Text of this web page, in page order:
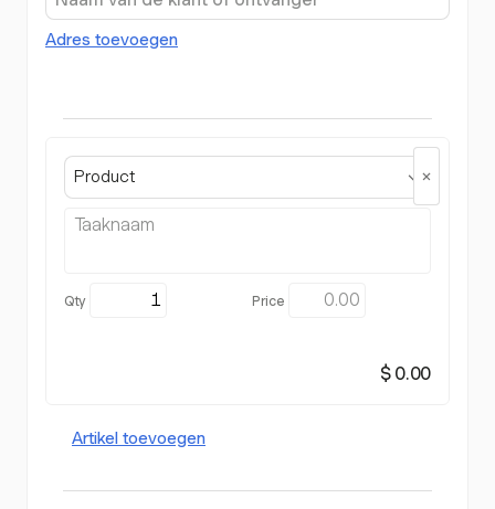
Adres toevoegen
Product
$ 0.00
Artikel toevoegen